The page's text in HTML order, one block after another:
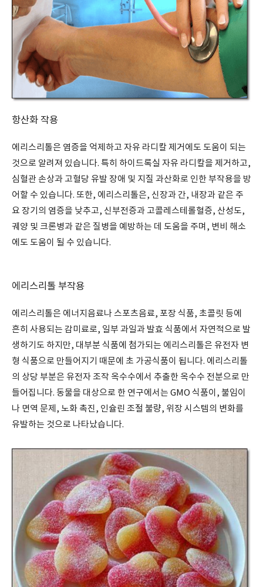
항산화 작용
에리스리톨은 염증을 억제하고 자유 라디칼 제거에도 도움이 되는
것으로 알려져 있습니다. 특히 하이드록실 자유 라디칼을 제거하고,
심혈관 손상과 고혈당 유발 장애 및 지질 과산화로 인한 부작용을 방
어할 수 있습니다. 또한, 에리스리톨은, 신장과 간, 내장과 같은 주
요 장기의 염증을 낮추고, 신부전증과 고콜레스테롤혈증, 산성도,
궤양 및 크론병과 같은 질병을 예방하는 데 도움을 주며, 변비 해소
에도 도움이 될 수 있습니다.
에리스리톨 부작용
에리스리톨은 에너지음료나 스포츠음료, 포장 식품, 초콜릿 등에
흔히 사용되는 감미료로, 일부 과일과 발효 식품에서 자연적으로 발
생하기도 하지만, 대부분 식품에 첨가되는 에리스리톨은 유전자 변
형 식품으로 만들어지기 때문에 초 가공식품이 됩니다. 에리스리톨
의 상당 부분은 유전자 조작 옥수수에서 추출한 옥수수 전분으로 만
들어집니다. 동물을 대상으로 한 연구에서는 GMO 식품이, 불임이
나 면역 문제, 노화 촉진, 인슐린 조절 불량, 위장 시스템의 변화를
유발하는 것으로 나타났습니다.